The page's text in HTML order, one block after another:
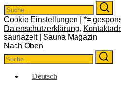
Search
for:
Cookie Einstellungen | *=
Datenschutzerklärung,
saunazeit | Sauna Magazin
Nach Oben
Search
for:
Deutsch